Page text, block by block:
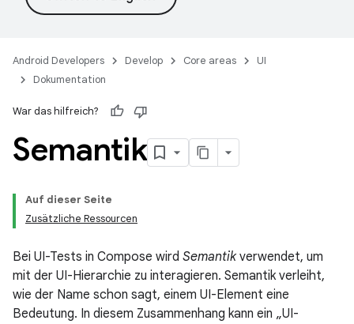
Android Developers Develop Core areas
UI
Dokumentation
War das hilfreich?
Semantik
Auf dieser Seite
Zusätzliche Ressourcen
Bei UI-Tests in Compose wird Semantikverwendet, um
mit der UI-Hierarchie zu interagieren. Semantik verleiht,
wie der Name schon sagt, einem UI-Element eine
Bedeutung. In diesem Zusammenhang kann ein „UI-